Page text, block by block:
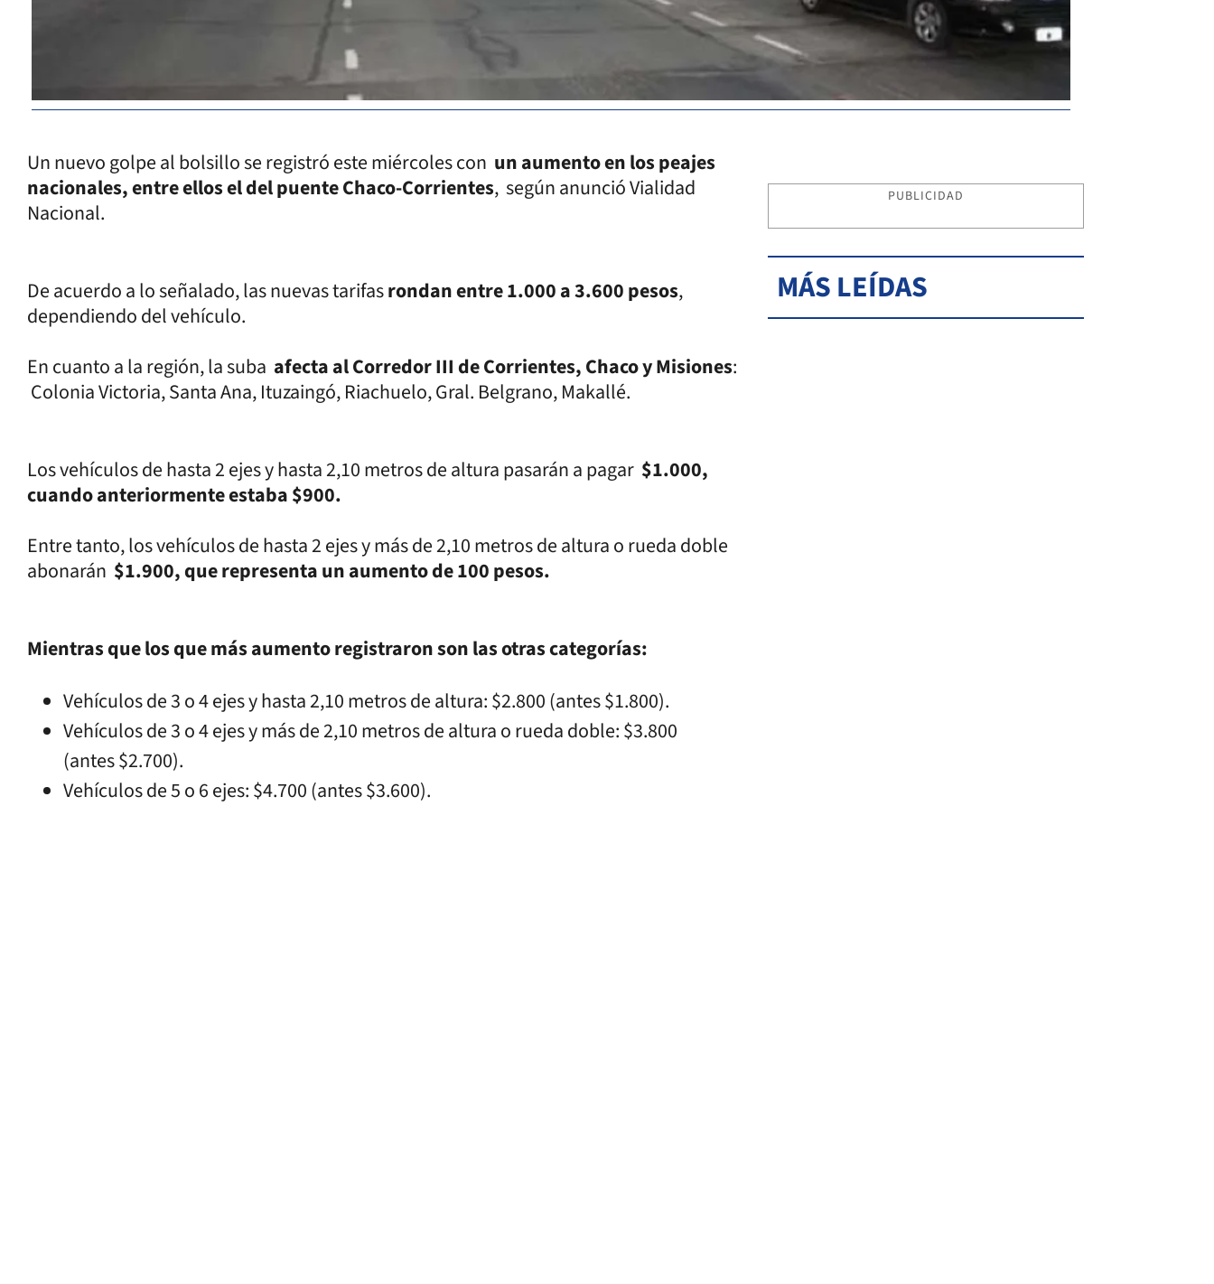
Un nuevo golpe al bolsillo se registró este miércoles con un aumento en los peajes
nacionales, entre ellos el del puente Chaco-Corrientes, según anunció Vialidad
Nacional.
De acuerdo a lo señalado, las nuevas tarifasrondan entre 1.000 a 3.600 pesos,
dependiendo del vehículo.
En cuanto a la región, la suba afecta al Corredor III de Corrientes, Chaco y Misiones:
Colonia Victoria, Santa Ana, Ituzaingó, Riachuelo, Gral. Belgrano, Makallé.
Los vehículos de hasta 2 ejes y hasta 2,10 metros de altura pasarán a pagar $1.000,
cuando anteriormente estaba $900.
Entre tanto, los vehículos de hasta 2 ejes y más de 2,10 metros de altura o rueda doble
abonarán $1.900, que representa un aumento de 100 pesos.
Mientras que los que más aumento registraron son las otras categorías:
Vehículos de 3 o 4 ejes y hasta 2,10 metros de altura: $2.800 (antes $1.800).
Vehículos de 3 o 4 ejes y más de 2,10 metros de altura o rueda doble: $3.800
(antes $2.700).
Vehículos de 5 o 6 ejes: $4.700 (antes $3.600).
PUBLICIDAD
MÁS LEÍDAS